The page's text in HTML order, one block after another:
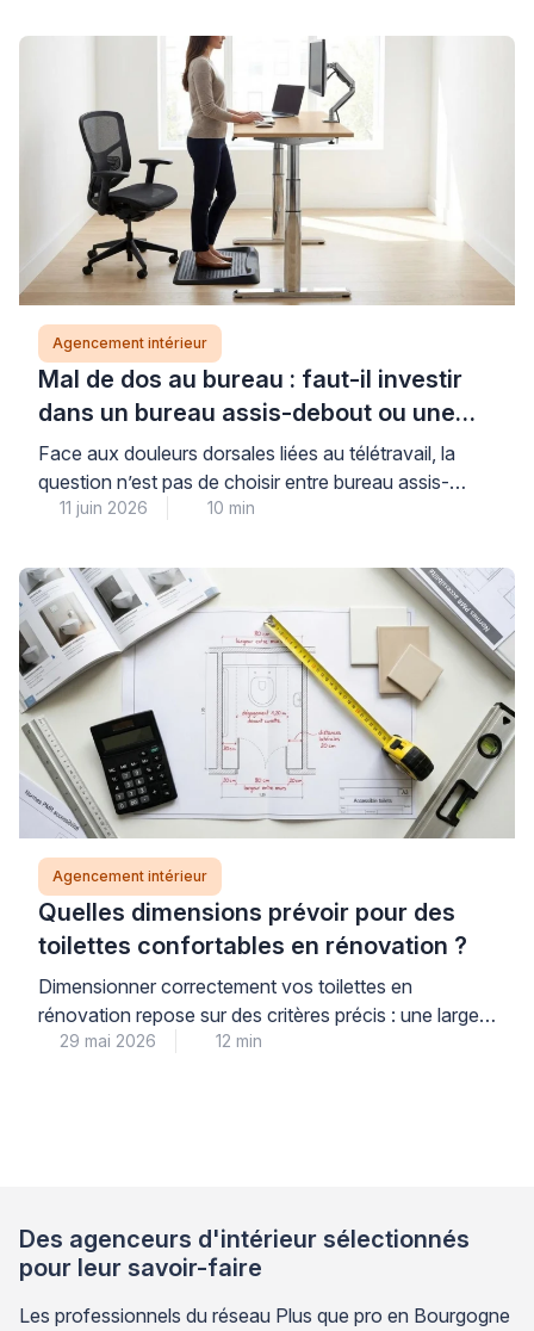
muraux. Cette attention portée aux aspects
techniques garantit un aménagement durable qui
supportera efficacement le poids des produits
d’entretien et du linge, tout en préservant l’intégrité de
vos cloisons. […]
Agencement intérieur
Mal de dos au bureau : faut-il investir
dans un bureau assis-debout ou une
chaise ergonomique ?
Face aux douleurs dorsales liées au télétravail, la
question n’est pas de choisir entre bureau assis-
debout ou chaise ergonomique, mais de comprendre
complémentaires : la chaise corrige votre posture
assise tout au long de la journée, tandis que le bureau
permet l’alternance de positions. Pour investir avec
[…]
11 juin 2026 10 min
Agencement intérieur
Quelles dimensions prévoir pour des
toilettes confortables en rénovation ?
Dimensionner correctement vos toilettes en
rénovation repose sur des critères précis : une largeur
minimale de 80 cm et un dégagement de 1,20 m
29 mai 2026 12 min
Des agenceurs d'intérieur sélectionnés
pour leur savoir-faire
Les professionnels du réseau Plus que pro en Bourgogne